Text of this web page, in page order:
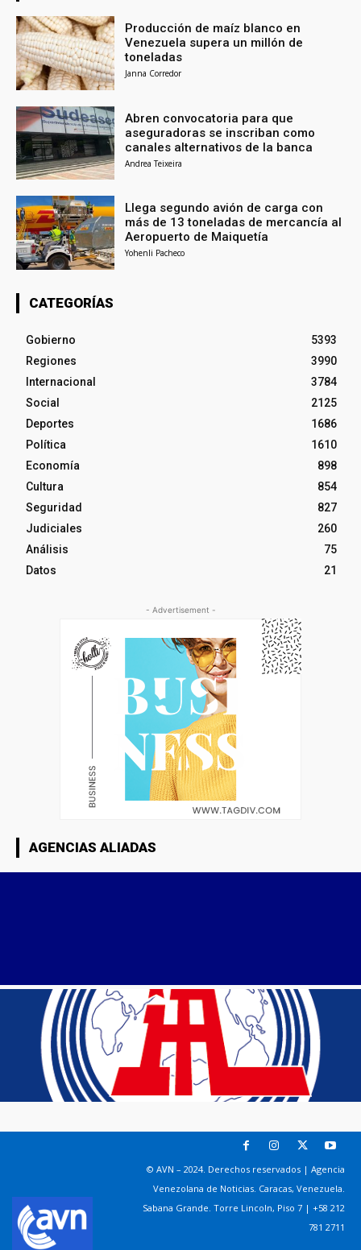
Producción de maíz blanco en
Venezuela supera un millón de
toneladas
Janna Corredor
Abren convocatoria para que
aseguradoras se inscriban como
canales alternativos de la banca
Andrea Teixeira
Llega segundo avión de carga con
más de 13 toneladas de mercancía al
Aeropuerto de Maiquetía
Yohenli Pacheco
CATEGORÍAS
Gobierno
5393
Regiones
3990
Internacional
3784
Social
2125
Deportes
1686
Política
1610
Economía
898
Cultura
854
Seguridad
827
Judiciales
260
Análisis
75
Datos
21
- Advertisement -
AGENCIAS ALIADAS
© AVN – 2024. Derechos reservados | Agencia
Venezolana de Noticias. Caracas, Venezuela.
Sabana Grande. Torre Lincoln, Piso 7 | +58 212
781 2711